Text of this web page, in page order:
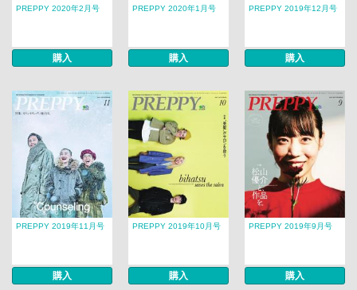
PREPPY 2020年2月号
購入
PREPPY 2020年1月号
購入
PREPPY 2019年12月号
購入
PREPPY 2019年11月号
購入
PREPPY 2019年10月号
購入
PREPPY 2019年9月号
購入